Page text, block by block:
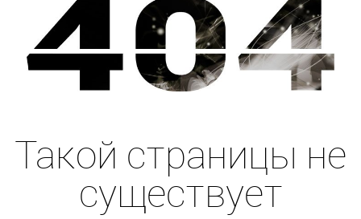
Такой страницы не
существует